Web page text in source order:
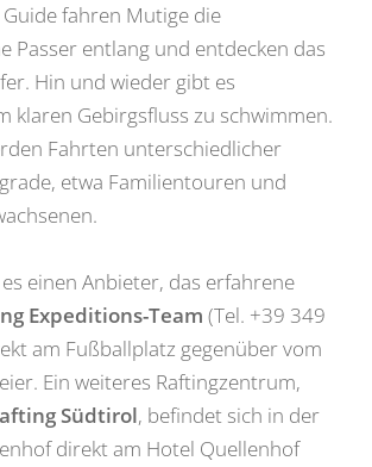
fahren Mutige die
Passer entlang und entdecken das
Hin und wieder gibt es
klaren Gebirgsfluss zu schwimmen.
Fahrten unterschiedlicher
etwa Familientouren und
einen Anbieter, das erfahrene
Expeditions-Team (Tel. +39 349
am Fußballplatz gegenüber vom
Ein weiteres Raftingzentrum,
Südtirol, befindet sich in der
direkt am Hotel Quellenhof